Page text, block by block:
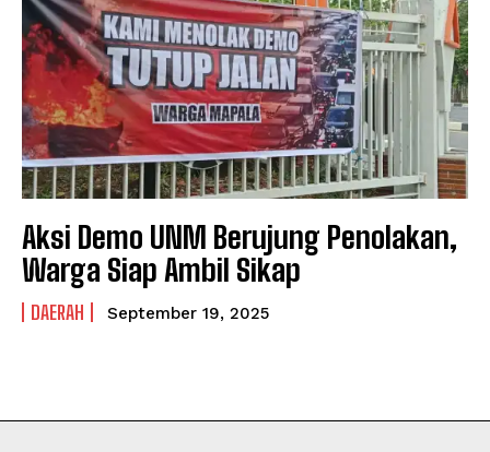
PRIVACY POLICY
NEWSLETTER
PRIVACY POLICY
NEWSLETTER
Aksi Demo UNM Berujung Penolakan,
Warga Siap Ambil Sikap
DAERAH September 19, 2025